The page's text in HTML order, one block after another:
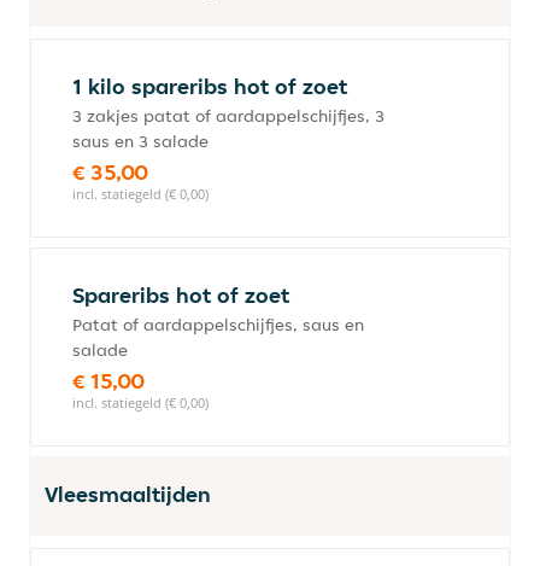
1 kilo spareribs hot of zoet
3 zakjes patat of aardappelschijfjes, 3
saus en 3 salade
€ 35,00
incl. statiegeld (€ 0,00)
Spareribs hot of zoet
Patat of aardappelschijfjes, saus en
salade
€ 15,00
incl. statiegeld (€ 0,00)
Vleesmaaltijden